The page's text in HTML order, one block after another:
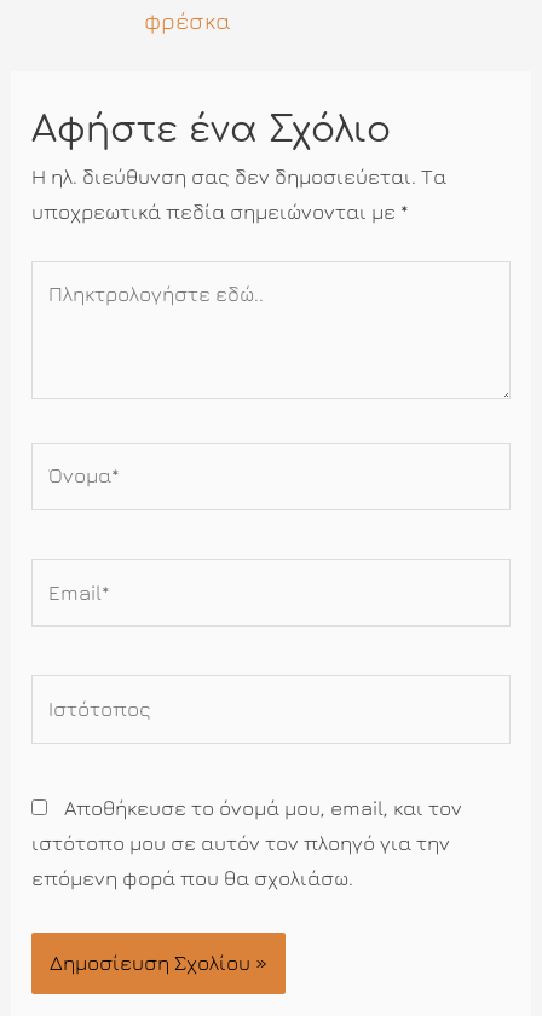
φρέσκα
Αφήστε ένα Σχόλιο
Η ηλ. διεύθυνση σας δεν δημοσιεύεται. Τα
υποχρεωτικά πεδία σημειώνονται με *
Αποθήκευσε το όνομά μου, email, και τον
ιστότοπο μου σε αυτόν τον πλοηγό για την
επόμενη φορά που θα σχολιάσω.